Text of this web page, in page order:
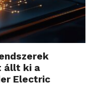
állt ki a
Electric